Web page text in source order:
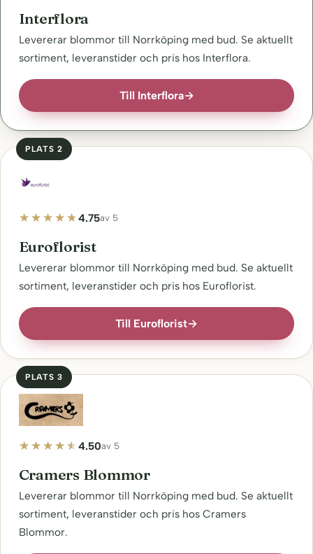
Interflora
Levererar blommor till Norrköping med bud. Se aktuellt
sortiment, leveranstider och pris hos Interflora.
Till Interflora→
PLATS 2
4.75av 5
Euroflorist
Levererar blommor till Norrköping med bud. Se aktuellt
sortiment, leveranstider och pris hos Euroflorist.
Till Euroflorist→
PLATS 3
4.50av 5
Cramers Blommor
Levererar blommor till Norrköping med bud. Se aktuellt
sortiment, leveranstider och pris hos Cramers
Blommor.